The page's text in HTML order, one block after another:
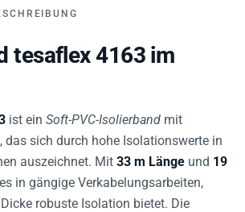
tesaflex 4163 im
ist ein Soft-PVC-Isolierband mit
, das sich durch hohe Isolationswerte in
auszeichnet. Mit 33 m Länge und 19
in gängige Verkabelungsarbeiten,
Dicke robuste Isolation bietet. Die